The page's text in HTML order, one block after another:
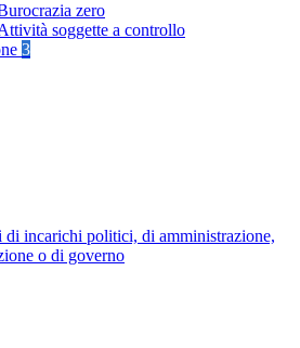
zero
soggette a controllo
3
di incarichi politici, di amministrazione,
o di governo